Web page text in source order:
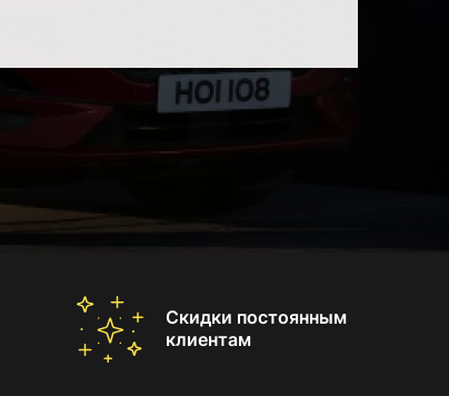
Скидки постоянным
клиентам